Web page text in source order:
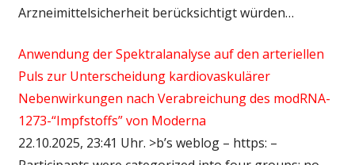
Arzneimittelsicherheit berücksichtigt würden…
Anwendung der Spektralanalyse auf den arteriellen
Puls zur Unterscheidung kardiovaskulärer
Nebenwirkungen nach Verabreichung des modRNA-
1273-“Impfstoffs” von Moderna
22.10.2025, 23:41 Uhr. >b’s weblog – https: –